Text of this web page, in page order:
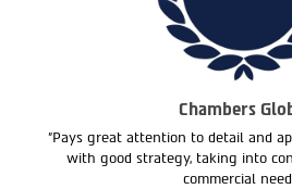
Chambers
"Pays great attention to detail and
with good strategy, taking into
commercial